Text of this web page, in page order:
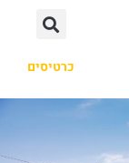
כרטיסים